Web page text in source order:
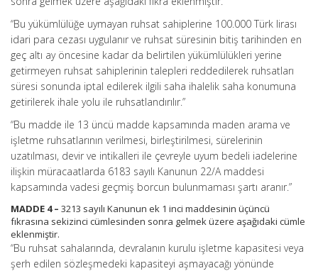
“Bu yükümlülüğe uymayan ruhsat sahiplerine 100.000 Türk lirası
idari para cezası uygulanır ve ruhsat süresinin bitiş tarihinden en
geç altı ay öncesine kadar da belirtilen yükümlülükleri yerine
getirmeyen ruhsat sahiplerinin talepleri reddedilerek ruhsatları
süresi sonunda iptal edilerek ilgili saha ihalelik saha konumuna
getirilerek ihale yolu ile ruhsatlandırılır.”
“Bu madde ile 13 üncü madde kapsamında maden arama ve
işletme ruhsatlarının verilmesi, birleştirilmesi, sürelerinin
uzatılması, devir ve intikalleri ile çevreyle uyum bedeli iadelerine
ilişkin müracaatlarda 6183 sayılı Kanunun 22/A maddesi
kapsamında vadesi geçmiş borcun bulunmaması şartı aranır.”
MADDE 4 – 3213 sayılı Kanunun ek 1 inci maddesinin üçüncü
fıkrasına sekizinci cümlesinden sonra gelmek üzere aşağıdaki cümle
eklenmiştir.
“Bu ruhsat sahalarında, devralanın kurulu işletme kapasitesi veya
şerh edilen sözleşmedeki kapasiteyi aşmayacağı yönünde